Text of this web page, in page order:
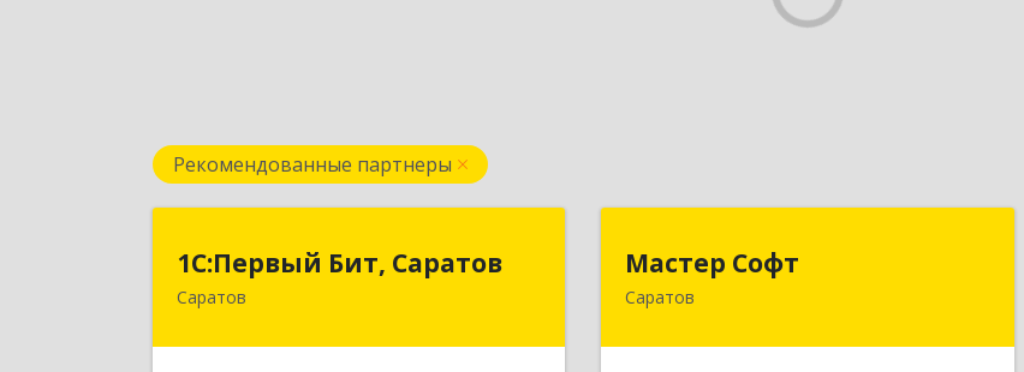
Рекомендованные партнеры
1С:Первый Бит, Саратов
Саратов
1С:Первый Бит, Саратов
410005, Саратовская обл, Саратов г,
Мастер Софт
Саратов
410012, Саратовская обл, Саратов г,